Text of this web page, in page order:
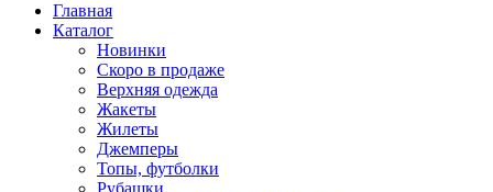
Главная
Каталог
Новинки
Скоро в продаже
Верхняя одежда
Жакеты
Жилеты
Джемперы
Топы, футболки
Рубашки